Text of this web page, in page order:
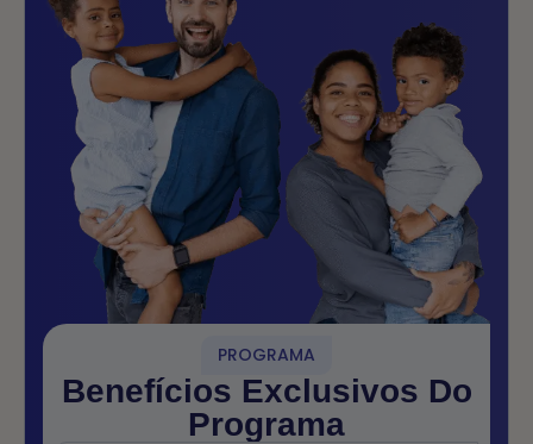
PROGRAMA
Benefícios Exclusivos Do
Programa